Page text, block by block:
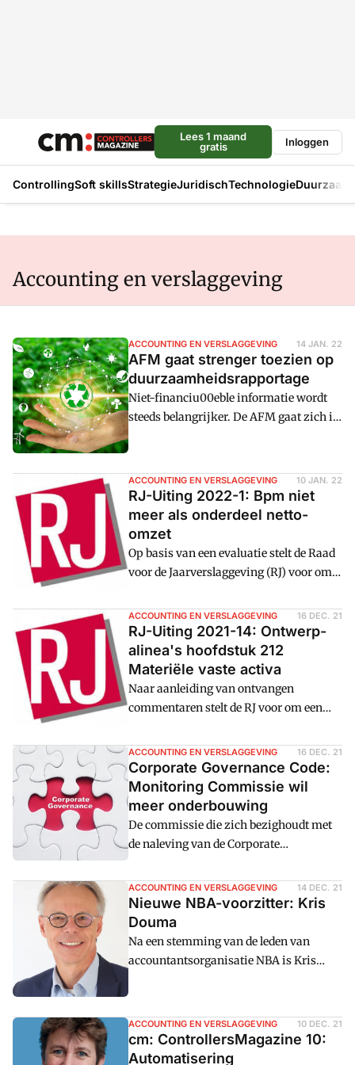
Lees 1 maand
gratis
Inloggen
ControllingSoft skillsStrategieJuridischTechnologie
Accounting en verslaggeving
ACCOUNTING EN VERSLAGGEVING 14 JAN. 22
AFM gaat strenger toezien op
duurzaamheidsrapportage
Niet-financiu00eble informatie wordt
steeds belangrijker. De AFM gaat zich in
2022 actief bezighouden met het
ontwikkelen van duurzaamheidscriteria
en toezien op de naleving van nieuwe
richtlijnen met rapportage-eisen over
bijvoorbeeld CO2-uitstoot.
ACCOUNTING EN VERSLAGGEVING 10 JAN. 22
RJ-Uiting 2022-1: Bpm niet
meer als onderdeel netto-
omzet
Op basis van een evaluatie stelt de Raad
voor de Jaarverslaggeving (RJ) voor om
onderdeel van de netto-omzet wordt
gepresenteerd.
ACCOUNTING EN VERSLAGGEVING 16 DEC. 21
RJ-Uiting 2021-14: Ontwerp-
alinea's hoofdstuk 212
Materiële vaste activa
Naar aanleiding van ontvangen
commentaren stelt de RJ voor om een
hoofdstuk 212 'Materiu00eble vaste
activa'. Daarmee wordt het hoofdstuk
duidelijker en kan het consistenter
worden toegepast.
ACCOUNTING EN VERSLAGGEVING 16 DEC. 21
Corporate Governance Code:
Monitoring Commissie wil
meer onderbouwing
De commissie die zich bezighoudt met
de naleving van de Corporate
vennootschappen de daadwerkelijke
inhoudelijke naleving meer moeten
onderbouwen en minder gaan sturen op
letterlijke vereisten.
ACCOUNTING EN VERSLAGGEVING 14 DEC. 21
Nieuwe NBA-voorzitter: Kris
Douma
Na een stemming van de leden van
accountantsorganisatie NBA is Kris
voorzitter. Hij is de eerste niet-
accountant die de organisatie leidt. De
NBA is blij dat iemand met meer afstand
naar de sector en de vereniging kan
ACCOUNTING EN VERSLAGGEVING 10 DEC. 21
cm: ControllersMagazine 10:
Automatisering